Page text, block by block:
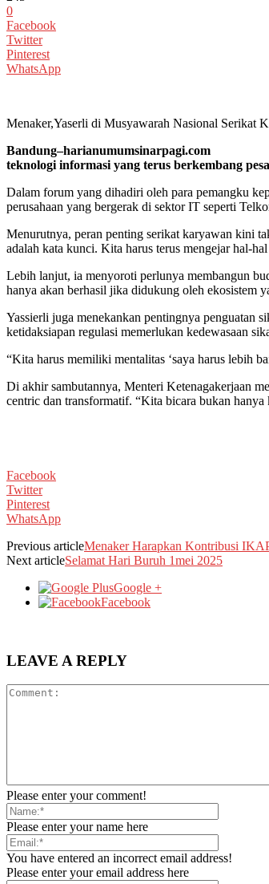
0
Facebook
Twitter
Pinterest
WhatsApp
Menaker,Yaserli di Musyawarah Nasional Serikat
Bandung–harianumumsinarpagi.com
teknologi informasi yang terus berkembang
Dalam forum yang dihadiri oleh para pemangku
perusahaan yang bergerak di sektor IT seperti
Menurutnya, peran penting serikat karyawan kini
adalah kata kunci. Kita harus terus mengejar hal-
Lebih lanjut, ia menyoroti perlunya membangun
hanya akan berhasil jika didukung oleh ekosistem
Yassierli juga menekankan pentingnya penguatan
ketidaksiapan regulasi memerlukan kedewasaan
“Kita harus memiliki mentalitas ‘saya harus lebih
Di akhir sambutannya, Menteri Ketenagakerjaan
centric dan transformatif. “Kita bicara bukan
Facebook
Twitter
Pinterest
WhatsApp
Previous articleMenaker Harapkan Kontribusi
Next articleSelamat Hari Buruh 1mei 2025
Google +
Facebook
LEAVE A REPLY
Please enter your comment!
Please enter your name here
You have entered an incorrect email address!
Please enter your email address here